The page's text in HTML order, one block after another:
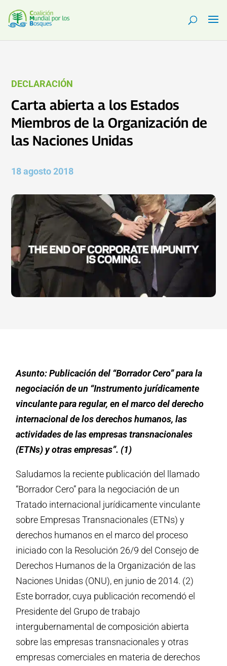
DECLARACIÓN
Carta abierta a los Estados
Miembros de la Organización de
las Naciones Unidas
18 agosto 2018
Asunto: Publicación del “Borrador Cero” para la
negociación de un “Instrumento jurídicamente
vinculante para regular, en el marco del derecho
internacional de los derechos humanos, las
actividades de las empresas transnacionales
(ETNs) y otras empresas”. (1)
Saludamos la reciente publicación del llamado
“Borrador Cero” para la negociación de un
Tratado internacional jurídicamente vinculante
sobre Empresas Transnacionales (ETNs) y
derechos humanos en el marco del proceso
iniciado con la Resolución 26/9 del Consejo de
Derechos Humanos de la Organización de las
Naciones Unidas (ONU), en junio de 2014. (2)
Este borrador, cuya publicación recomendó el
Presidente del Grupo de trabajo
intergubernamental de composición abierta
sobre las empresas transnacionales y otras
empresas comerciales en materia de derechos